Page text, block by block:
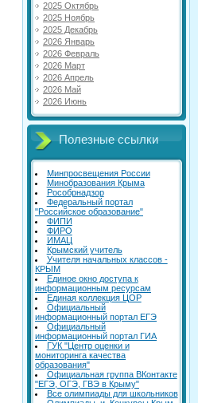
2025 Октябрь
2025 Ноябрь
2025 Декабрь
2026 Январь
2026 Февраль
2026 Март
2026 Апрель
2026 Май
2026 Июнь
Полезные ссылки
Минпросвещения России
Минобразования Крыма
Рособрнадзор
Федеральный портал
"Российское образование"
ФИПИ
ФИРО
ИМАЦ
Крымский учитель
Учителя начальных классов -
КРЫМ
Единое окно доступа к
информационным ресурсам
Единая коллекция ЦОР
Официальный
информационный портал ЕГЭ
Официальный
информационный портал ГИА
ГУК "Центр оценки и
мониторинга качества
образования"
Официальная группа ВКонтакте
"ЕГЭ, ОГЭ, ГВЭ в Крыму"
Все олимпиады для школьников